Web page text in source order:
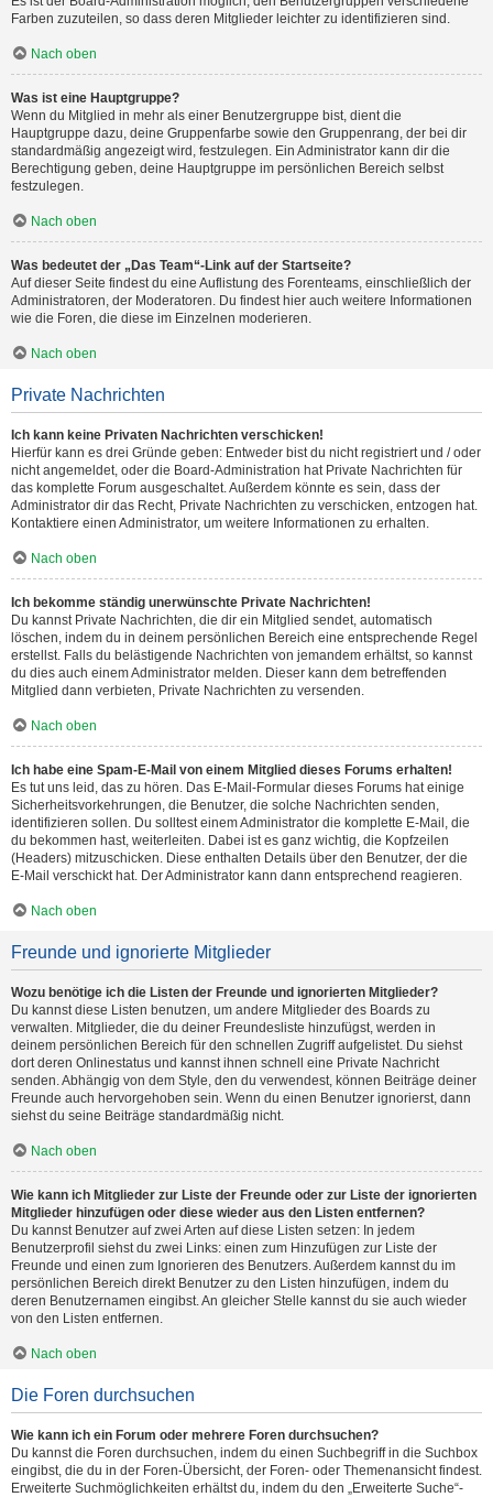
Farben zuzuteilen, so dass deren Mitglieder leichter zu identifizieren sind.
Nach oben
Was ist eine Hauptgruppe?
Wenn du Mitglied in mehr als einer Benutzergruppe bist, dient die
Hauptgruppe dazu, deine Gruppenfarbe sowie den Gruppenrang, der bei dir
standardmäßig angezeigt wird, festzulegen. Ein Administrator kann dir die
Berechtigung geben, deine Hauptgruppe im persönlichen Bereich selbst
festzulegen.
Nach oben
Was bedeutet der „Das Team“-Link auf der Startseite?
Auf dieser Seite findest du eine Auflistung des Forenteams, einschließlich der
Administratoren, der Moderatoren. Du findest hier auch weitere Informationen
wie die Foren, die diese im Einzelnen moderieren.
Nach oben
Private Nachrichten
Ich kann keine Privaten Nachrichten verschicken!
Hierfür kann es drei Gründe geben: Entweder bist du nicht registriert und / oder
nicht angemeldet, oder die Board-Administration hat Private Nachrichten für
das komplette Forum ausgeschaltet. Außerdem könnte es sein, dass der
Administrator dir das Recht, Private Nachrichten zu verschicken, entzogen hat.
Kontaktiere einen Administrator, um weitere Informationen zu erhalten.
Nach oben
Ich bekomme ständig unerwünschte Private Nachrichten!
Du kannst Private Nachrichten, die dir ein Mitglied sendet, automatisch
löschen, indem du in deinem persönlichen Bereich eine entsprechende Regel
erstellst. Falls du belästigende Nachrichten von jemandem erhältst, so kannst
du dies auch einem Administrator melden. Dieser kann dem betreffenden
Mitglied dann verbieten, Private Nachrichten zu versenden.
Nach oben
Ich habe eine Spam-E-Mail von einem Mitglied dieses Forums erhalten!
Es tut uns leid, das zu hören. Das E-Mail-Formular dieses Forums hat einige
Sicherheitsvorkehrungen, die Benutzer, die solche Nachrichten senden,
identifizieren sollen. Du solltest einem Administrator die komplette E-Mail, die
du bekommen hast, weiterleiten. Dabei ist es ganz wichtig, die Kopfzeilen
(Headers) mitzuschicken. Diese enthalten Details über den Benutzer, der die
E-Mail verschickt hat. Der Administrator kann dann entsprechend reagieren.
Nach oben
Freunde und ignorierte Mitglieder
Wozu benötige ich die Listen der Freunde und ignorierten Mitglieder?
Du kannst diese Listen benutzen, um andere Mitglieder des Boards zu
verwalten. Mitglieder, die du deiner Freundesliste hinzufügst, werden in
deinem persönlichen Bereich für den schnellen Zugriff aufgelistet. Du siehst
dort deren Onlinestatus und kannst ihnen schnell eine Private Nachricht
senden. Abhängig von dem Style, den du verwendest, können Beiträge deiner
Freunde auch hervorgehoben sein. Wenn du einen Benutzer ignorierst, dann
siehst du seine Beiträge standardmäßig nicht.
Nach oben
Wie kann ich Mitglieder zur Liste der Freunde oder zur Liste der ignorierten
Mitglieder hinzufügen oder diese wieder aus den Listen entfernen?
Du kannst Benutzer auf zwei Arten auf diese Listen setzen: In jedem
Benutzerprofil siehst du zwei Links: einen zum Hinzufügen zur Liste der
Freunde und einen zum Ignorieren des Benutzers. Außerdem kannst du im
persönlichen Bereich direkt Benutzer zu den Listen hinzufügen, indem du
deren Benutzernamen eingibst. An gleicher Stelle kannst du sie auch wieder
von den Listen entfernen.
Nach oben
Die Foren durchsuchen
Wie kann ich ein Forum oder mehrere Foren durchsuchen?
Du kannst die Foren durchsuchen, indem du einen Suchbegriff in die Suchbox
eingibst, die du in der Foren-Übersicht, der Foren- oder Themenansicht findest.
Erweiterte Suchmöglichkeiten erhältst du, indem du den „Erweiterte Suche“-